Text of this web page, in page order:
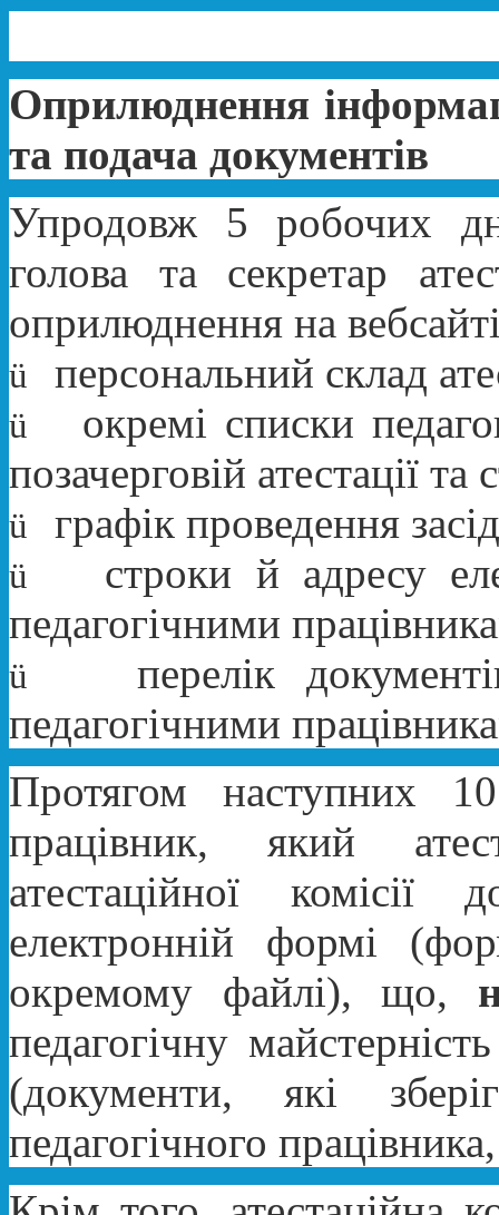
Оприлюднення
та подача документів
Упродовж 5 робочих
голова та секретар
оприлюднення на
ü персональний склад
ü
окремі списки
позачерговій атестації
ü графік проведення
ü
строки й адресу
педагогічними
ü
перелік
педагогічними
Протягом наступних
працівник, який
атестаційної
електронній формі
окремому файлі), що,
педагогічну
(документи, які
педагогічного